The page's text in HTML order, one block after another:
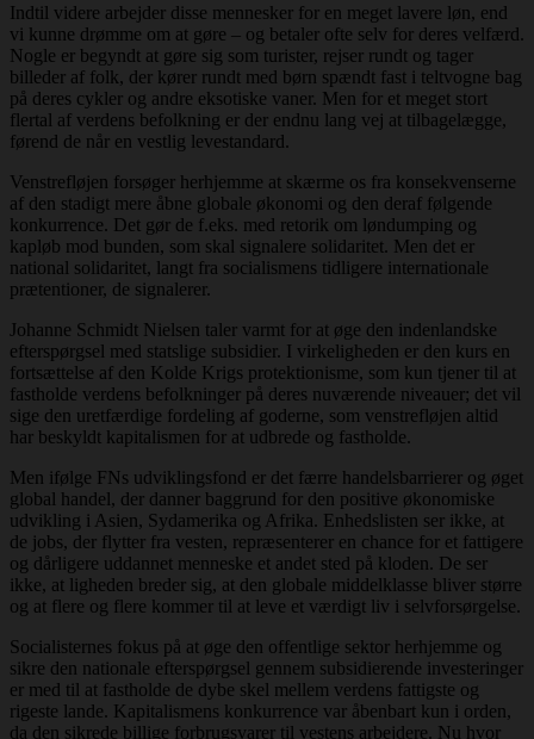
Indtil videre arbejder disse mennesker for en meget lavere løn, end
vi kunne drømme om at gøre – og betaler ofte selv for deres velfærd.
Nogle er begyndt at gøre sig som turister, rejser rundt og tager
billeder af folk, der kører rundt med børn spændt fast i teltvogne bag
på deres cykler og andre eksotiske vaner. Men for et meget stort
flertal af verdens befolkning er der endnu lang vej at tilbagelægge,
førend de når en vestlig levestandard.
Venstrefløjen forsøger herhjemme at skærme os fra konsekvenserne
af den stadigt mere åbne globale økonomi og den deraf følgende
konkurrence. Det gør de f.eks. med retorik om løndumping og
kapløb mod bunden, som skal signalere solidaritet. Men det er
national solidaritet, langt fra socialismens tidligere internationale
prætentioner, de signalerer.
Johanne Schmidt Nielsen taler varmt for at øge den indenlandske
efterspørgsel med statslige subsidier. I virkeligheden er den kurs en
fortsættelse af den Kolde Krigs protektionisme, som kun tjener til at
fastholde verdens befolkninger på deres nuværende niveauer; det vil
sige den uretfærdige fordeling af goderne, som venstrefløjen altid
har beskyldt kapitalismen for at udbrede og fastholde.
Men ifølge FNs udviklingsfond er det færre handelsbarrierer og øget
global handel, der danner baggrund for den positive økonomiske
udvikling i Asien, Sydamerika og Afrika. Enhedslisten ser ikke, at
de jobs, der flytter fra vesten, repræsenterer en chance for et fattigere
og dårligere uddannet menneske et andet sted på kloden. De ser
ikke, at ligheden breder sig, at den globale middelklasse bliver større
og at flere og flere kommer til at leve et værdigt liv i selvforsørgelse.
Socialisternes fokus på at øge den offentlige sektor herhjemme og
sikre den nationale efterspørgsel gennem subsidierende investeringer
er med til at fastholde de dybe skel mellem verdens fattigste og
rigeste lande. Kapitalismens konkurrence var åbenbart kun i orden,
da den sikrede billige forbrugsvarer til vestens arbejdere. Nu hvor